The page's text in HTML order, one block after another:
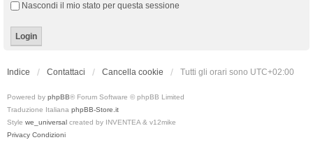
Nascondi il mio stato per questa sessione
Indice Contattaci Cancella cookie Tutti gli orari sono UTC+02:00
Powered by phpBB® Forum Software © phpBB Limited
Traduzione Italiana phpBB-Store.it
Style we_universal created by INVENTEA & v12mike
Privacy Condizioni